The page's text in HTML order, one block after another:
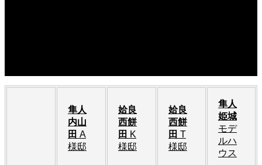
隼人
内山
田 A
様邸
姶良
西餅
田 K
様邸
姶良
西餅
田 T
様邸
隼人
姫城
モデ
ルハ
ウス